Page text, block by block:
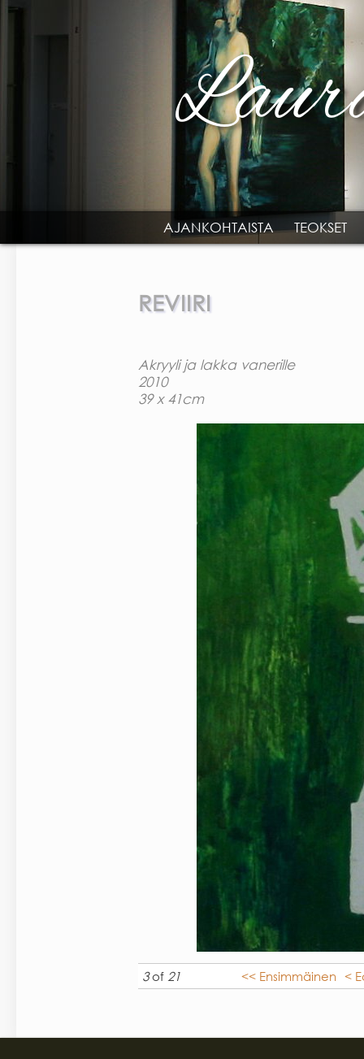
Skip to main content
MAIN MENU
AJANKOHTAISTA TEOKSET
REVIIRI
Akryyli ja lakka vanerille
2010
39 x 41cm
3of 21 << Ensimmäinen <